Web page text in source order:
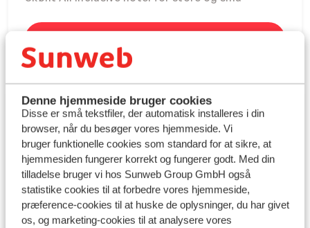
Denne hjemmeside bruger cookies
Disse er små tekstfiler, der automatisk installeres i din
browser, når du besøger vores hjemmeside. Vi
bruger funktionelle cookies som standard for at sikre, at
hjemmesiden fungerer korrekt og fungerer godt. Med din
tilladelse bruger vi hos Sunweb Group GmbH også
statistike cookies til at forbedre vores hjemmeside,
præference-cookies til at huske de oplysninger, du har givet
os, og marketing-cookies til at analysere vores